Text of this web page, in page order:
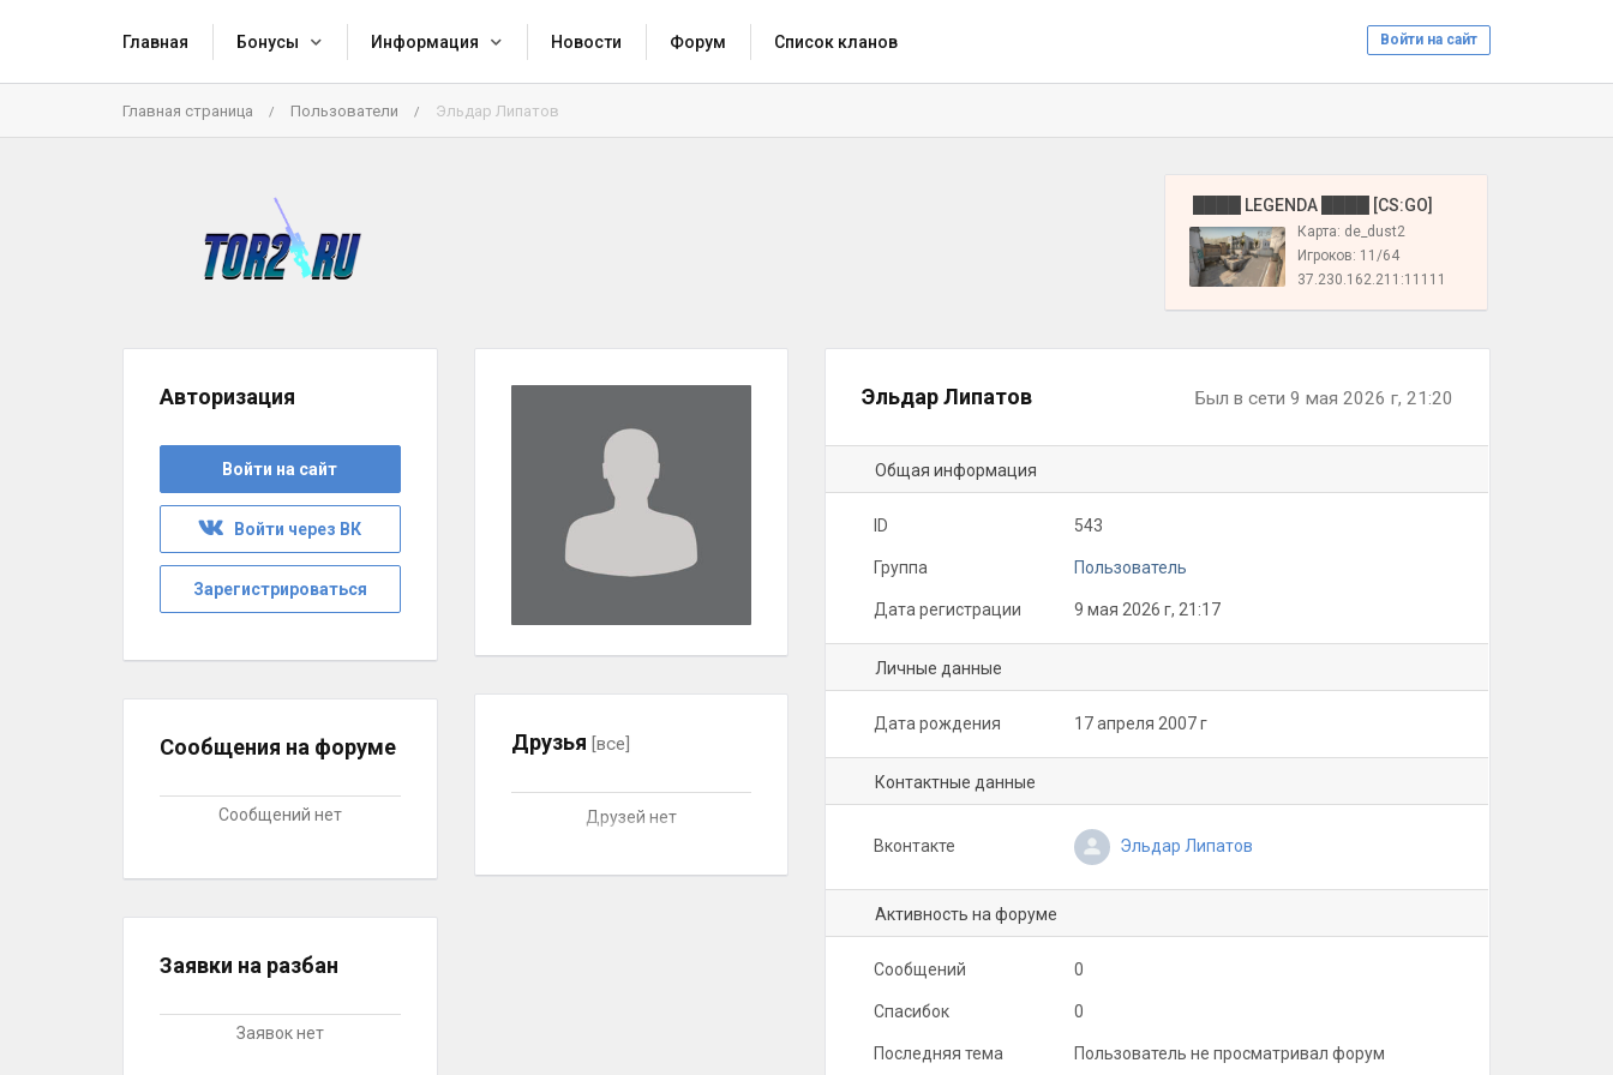
Войти на сайт
Главная Бонусы Информация Новости Форум Список кланов
Главная страница / Пользователи / Эльдар Липатов
️ ████ LEGENDA ████ [CS:GO]
Карта: de_dust2
Игроков: 11/64
37.230.162.211:11111
Друзья [все]
Друзей нет
Эльдар Липатов Был в сети 9 мая 2026 г, 21:20
Общая информация
ID 543
Группа Пользователь
Дата регистрации 9 мая 2026 г, 21:17
Личные данные
Дата рождения 17 апреля 2007 г
Контактные данные
Вконтакте Эльдар Липатов
Активность на форуме
Сообщений 0
Спасибок 0
Последняя тема Пользователь не просматривал форум
Авторизация
Войти на сайт
Войти через ВК
Зарегистрироваться
Сообщения на форуме
Сообщений нет
Заявки на разбан
Заявок нет